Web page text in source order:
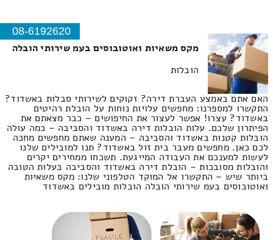
08-6192620
מקס משאיות ואוטובוסים בעמ שירותי הובלה
הובלות
האם אתם באמצע העברת דירה? זקוקים לשירותי סבלות באשדוד?
התקשרו למספרנו: מחפשים עלויות נוחות על הובלת רהיטים
באשדוד? עצרו! אפשר לעצור את החיפושים – כבר מצאתם את
הפיתרון שלכם. עלות הובלות דירה באשדוד והסביבה – כמה עולה
הובלות קטנות באשדוד והסביבה – המענה שאתם מחפשים מחכה
לכם כאן. מחפשים מעבר בית זול באשדוד? תנו למובילים שלנו
לעשות למענכם את העבודה המייגעת. תשכחו ממחירים יקרים
והובלות מסובכות – הובלת דירה באשדוד והסביבה בעלות הטובה
ביותר שיש – התקשרו אל המוקד הטלפוני שלנו: מקס משאיות
ואוטובוסים בעמ שירותי הובלה הובלות מובילים באשדוד